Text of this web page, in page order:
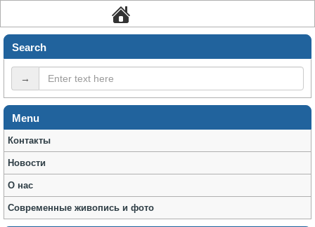
Search
→
Menu
Контакты
Новости
О нас
Современные живопись и фото